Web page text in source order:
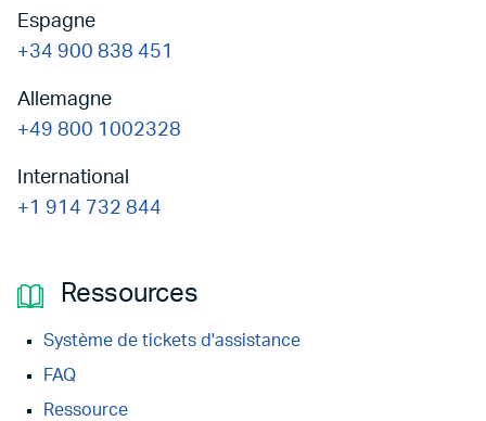
Espagne
+34 900 838 451
Allemagne
+49 800 1002328
International
+1 914 732 844
Ressources
Système de tickets d'assistance
FAQ
Ressource